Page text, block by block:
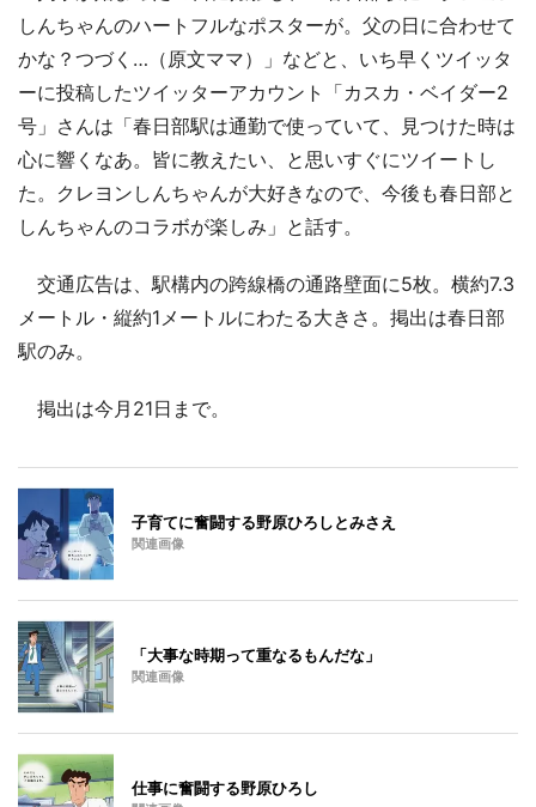
しんちゃんのハートフルなポスターが。父の日に合わせて
かな？つづく…（原文ママ）」などと、いち早くツイッタ
ーに投稿したツイッターアカウント「カスカ・ベイダー2
号」さんは「春日部駅は通勤で使っていて、見つけた時は
心に響くなあ。皆に教えたい、と思いすぐにツイートし
た。クレヨンしんちゃんが大好きなので、今後も春日部と
しんちゃんのコラボが楽しみ」と話す。
交通広告は、駅構内の跨線橋の通路壁面に5枚。横約7.3
メートル・縦約1メートルにわたる大きさ。掲出は春日部
駅のみ。
掲出は今月21日まで。
子育てに奮闘する野原ひろしとみさえ
関連画像
「大事な時期って重なるもんだな」
関連画像
仕事に奮闘する野原ひろし